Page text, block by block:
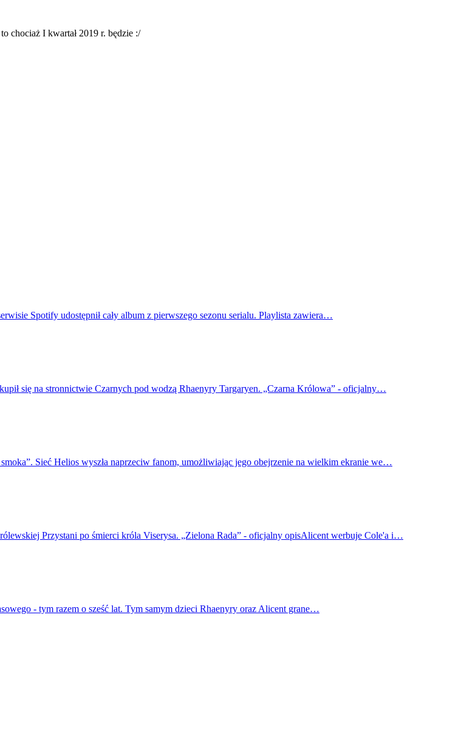
Spotify udostępnił cały album z pierwszego sezonu serialu. Playlista zawiera…
się na stronnictwie Czarnych pod wodzą Rhaenyry Targaryen. „Czarna Królowa” - oficjalny…
Sieć Helios wyszła naprzeciw fanom, umożliwiając jego obejrzenie na wielkim ekranie we…
Przystani po śmierci króla Viserysa. „Zielona Rada” - oficjalny opisAlicent werbuje Cole'a i…
- tym razem o sześć lat. Tym samym dzieci Rhaenyry oraz Alicent grane…